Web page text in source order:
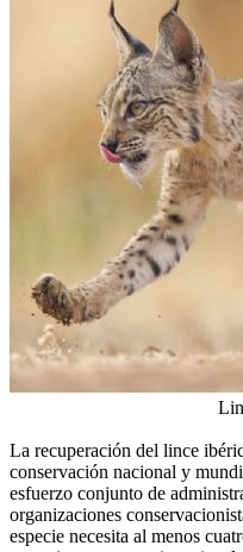
La recuperación del lince
conservación nacional y
esfuerzo conjunto de
organizaciones
especie necesita al menos